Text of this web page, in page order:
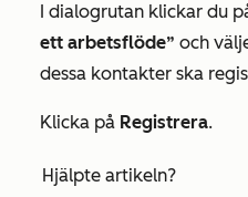
I dialogrutan klickar du
ett arbetsflöde” och
dessa kontakter ska
Klicka på Registrera.
Hjälpte artikeln?